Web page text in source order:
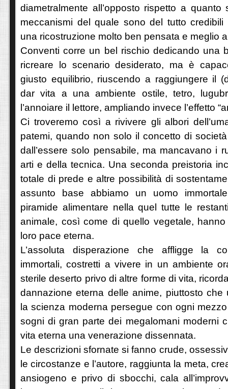
diametralmente all’opposto rispetto a
meccanismi del quale sono del tutto
una ricostruzione molto ben pensata e meglio
Conventi corre un bel rischio dedicando una
ricreare lo scenario desiderato, ma è
giusto equilibrio, riuscendo a raggiungere il
dar vita a una ambiente ostile, tetro,
l’annoiare il lettore, ampliando invece l’effetto
Ci troveremo così a rivivere gli albori
patemi, quando non solo il concetto di
dall’essere solo pensabile, ma mancavano i
arti e della tecnica. Una seconda preistoria
totale di prede e altre possibilità di
assunto base abbiamo un uomo
piramide alimentare nella quel tutte le
animale, così come di quello vegetale,
loro pace eterna.
L’assoluta disperazione che affligge la
immortali, costretti a vivere in un ambiente
sterile deserto privo di altre forme di vita,
dannazione eterna delle anime, piuttosto che
la scienza moderna persegue con ogni
sogni di gran parte dei megalomani moderni
vita eterna una venerazione dissennata.
Le descrizioni sfornate si fanno crude,
le circostanze e l’autore, raggiunta la meta,
ansiogeno e privo di sbocchi, cala